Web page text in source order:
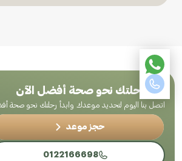
ابدأ رحلتك نحو صحة أفضل الآن
اتصل بنا اليوم لتحديد موعدك وابدأ رحلتك نحو صحة
حجز موعد
0122166698